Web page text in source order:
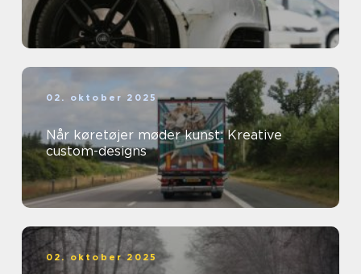
02. oktober 2025
Når køretøjer møder kunst: Kreative
custom-designs
02. oktober 2025